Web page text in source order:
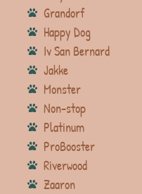
Grandorf
Happy Dog
Iv San Bernard
Jakke
Monster
Non-stop
Platinum
ProBooster
Riverwood
Zaaron